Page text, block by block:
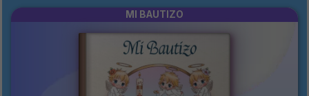
MI BAUTIZO